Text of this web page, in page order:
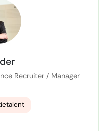
Isolatiebranche
Facturatie
Recruiter / Manager